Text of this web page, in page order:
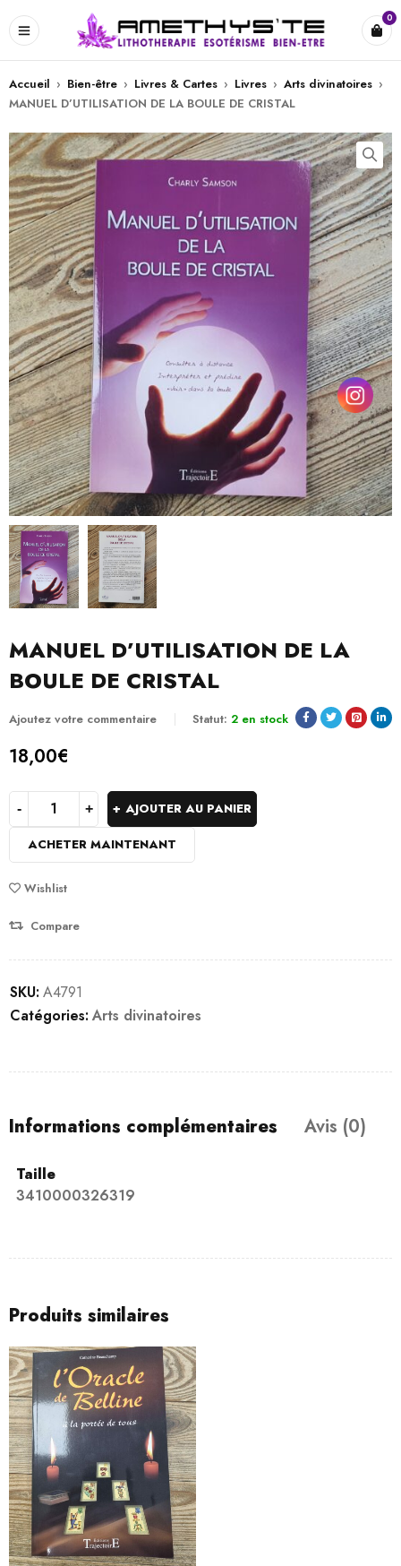
0
Accueil › Bien-être › Livres & Cartes › Livres › Arts divinatoires ›
MANUEL D’UTILISATION DE LA BOULE DE CRISTAL
MANUEL D’UTILISATION DE LA
BOULE DE CRISTAL
Ajoutez votre commentaire Statut: 2 en stock
18,00€
AJOUTER AU PANIER
ACHETER MAINTENANT
Wishlist
Compare
SKU: A4791
Catégories: Arts divinatoires
Informations complémentaires Avis (0)
Taille
3410000326319
Produits similaires